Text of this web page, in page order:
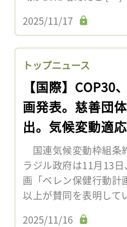
2025/11/17
トップニュース
【国際】COP30
画発表。慈善団
出。気候変動適応
国連気候変動枠組条
ラジル政府は11月13
画「ベレン保健行動計
以上が賛同を表明し
2025/11/16